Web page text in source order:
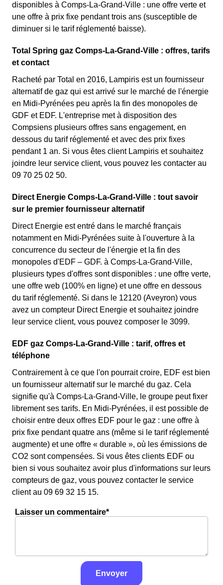
disponibles à Comps-La-Grand-Ville : une offre verte et
une offre à prix fixe pendant trois ans (susceptible de
diminuer si le tarif réglementé baisse).
Total Spring gaz Comps-La-Grand-Ville : offres, tarifs
et contact
Racheté par Total en 2016, Lampiris est un fournisseur
alternatif de gaz qui est arrivé sur le marché de l'énergie
en Midi-Pyrénées peu après la fin des monopoles de
GDF et EDF. L'entreprise met à disposition des
Compsiens plusieurs offres sans engagement, en
dessous du tarif réglementé et avec des prix fixes
pendant 1 an. Si vous êtes client Lampiris et souhaitez
joindre leur service client, vous pouvez les contacter au
09 70 25 02 50.
Direct Energie Comps-La-Grand-Ville : tout savoir
sur le premier fournisseur alternatif
Direct Energie est entré dans le marché français
notamment en Midi-Pyrénées suite à l'ouverture à la
concurrence du secteur de l'énergie et la fin des
monopoles d'EDF – GDF. à Comps-La-Grand-Ville,
plusieurs types d'offres sont disponibles : une offre verte,
une offre web (100% en ligne) et une offre en dessous
du tarif réglementé. Si dans le 12120 (Aveyron) vous
avez un compteur Direct Energie et souhaitez joindre
leur service client, vous pouvez composer le 3099.
EDF gaz Comps-La-Grand-Ville : tarif, offres et
téléphone
Contrairement à ce que l'on pourrait croire, EDF est bien
un fournisseur alternatif sur le marché du gaz. Cela
signifie qu'à Comps-La-Grand-Ville, le groupe peut fixer
librement ses tarifs. En Midi-Pyrénées, il est possible de
choisir entre deux offres EDF pour le gaz : une offre à
prix fixe pendant quatre ans (même si le tarif réglementé
augmente) et une offre « durable », où les émissions de
CO2 sont compensées. Si vous êtes clients EDF ou
bien si vous souhaitez avoir plus d'informations sur leurs
compteurs de gaz, vous pouvez contacter le service
client au 09 69 32 15 15.
Laisser un commentaire*
Envoyer